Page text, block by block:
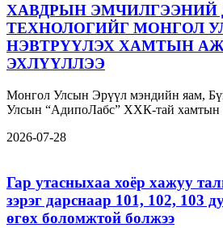
ХАВДРЫН ЭМЧИЛГЭЭНИЙ
ТЕХНОЛОГИЙГ МОНГОЛ
НЭВТРҮҮЛЭХ ХАМТЫН
ЭХЛҮҮЛЛЭЭ
Монгол Улсын Эрүүл мэндийн яам,
Улсын “АдипоЛабс” ХХК-тай хамтын
2026-07-28
Гар утасныхаа хоёр хажуу
зэрэг дарснаар 101, 102, 103
өгөх боломжтой болжээ